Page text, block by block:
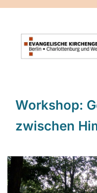
Workshop:
zwischen